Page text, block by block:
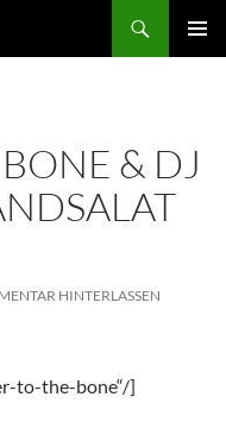
& DJ
HINTERLASSEN
to-the-bone“/]